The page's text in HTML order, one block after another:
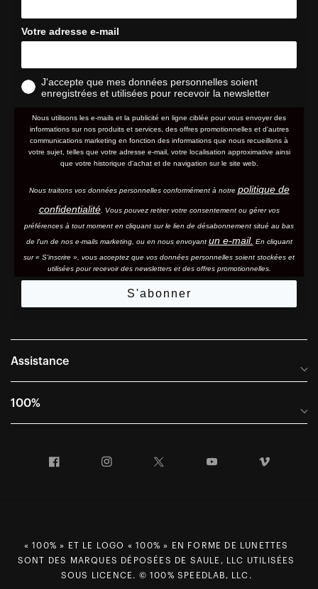
Votre adresse e-mail
J'accepte que mes données personnelles soient
enregistrées et utilisées pour recevoir la newsletter
Nous utilisons les e-mails et la publicité en ligne ciblée pour vous envoyer des
informations sur nos produits et services, des offres promotionnelles et d'autres
communications marketing en fonction des informations que nous recueillons à
votre sujet, telles que votre adresse e-mail, votre localisation approximative ainsi
que votre historique d'achat et de navigation sur le site web.
Nous traitons vos données personnelles conformément à notre politique de
confidentialité. Vous pouvez retirer votre consentement ou gérer vos
préférences à tout moment en cliquant sur le lien de désabonnement situé au bas
de l'un de nos e-mails marketing, ou en nous envoyant un e-mail. En cliquant
sur « S'inscrire », vous acceptez que vos données personnelles soient stockées et
utilisées pour recevoir des newsletters et des offres promotionnelles.
S'abonner
Assistance
Foire aux questions
Conditions générales de vente
100%
Informations sur l'entreprise
du RGPD
Facebook Instagram YouTube
« 100% » ET LE LOGO « 100% » EN FORME DE LUNETTES
SONT DES MARQUES DÉPOSÉES DE SAULE, LLC UTILISÉES
SOUS LICENCE. © 100% SPEEDLAB, LLC.